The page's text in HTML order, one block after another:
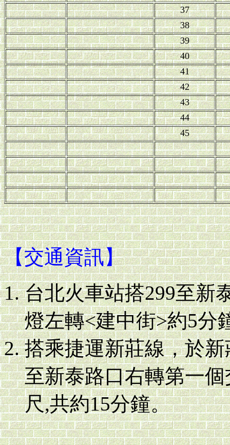
37
38
39
40
41
42
43
44
45
【交通資訊】
台北火車站搭299至新
燈左轉<建中街>約5分
搭乘捷運新莊線，於
至新泰路口右轉第一
尺,共約15分鐘。